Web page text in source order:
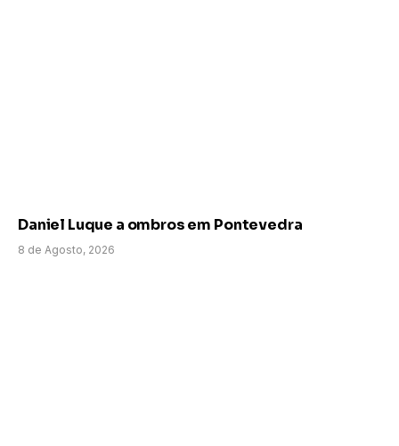
Daniel Luque a ombros em Pontevedra
8 de Agosto, 2026